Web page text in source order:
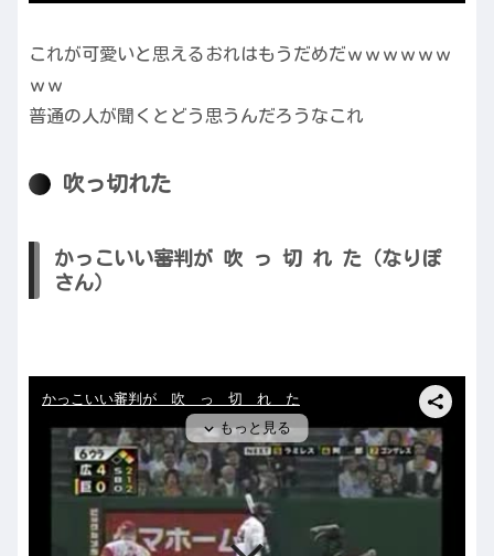
これが可愛いと思えるおれはもうだめだｗｗｗｗｗｗ
ｗｗ
普通の人が聞くとどう思うんだろうなこれ
吹っ切れた
かっこいい審判が 吹 っ 切 れ た（なりぽ
さん）